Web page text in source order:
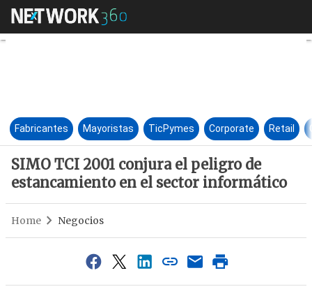
SIMO TCI 2001 conjura el
Fabricantes Mayoristas TicPymes Corporate Retail
SIMO TCI 2001 conjura el peligro de
estancamiento en el sector informático
Home Negocios